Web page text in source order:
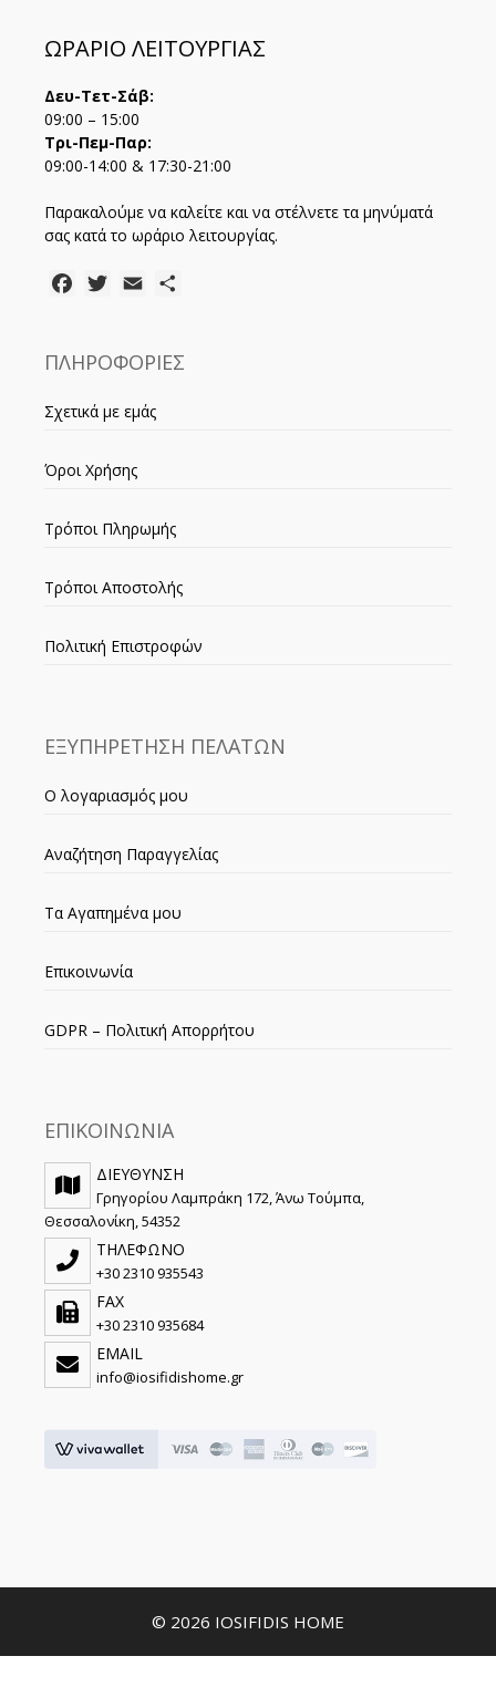
ΩΡΑΡΙΟ ΛΕΙΤΟΥΡΓΙΑΣ
Δευ-Τετ-Σάβ:
09:00 – 15:00
Τρι-Πεμ-Παρ:
09:00-14:00 & 17:30-21:00
Παρακαλούμε να καλείτε και να στέλνετε τα μηνύματά
σας κατά το ωράριο λειτουργίας.
FacebookTwitter
Email
ΠΛΗΡΟΦΟΡΙΕΣ
Σχετικά με εμάς
Όροι Χρήσης
Τρόποι Πληρωμής
Τρόποι Αποστολής
Πολιτική Επιστροφών
ΕΞΥΠΗΡΕΤΗΣΗ ΠΕΛΑΤΩΝ
Ο λογαριασμός μου
Αναζήτηση Παραγγελίας
Τα Αγαπημένα μου
Επικοινωνία
GDPR – Πολιτική Απορρήτου
ΕΠΙΚΟΙΝΩΝΙΑ
ΔΙΕΥΘΥΝΣΗ
Γρηγορίου Λαμπράκη 172, Άνω Τούμπα,
Θεσσαλονίκη, 54352
ΤΗΛΕΦΩΝΟ
+30 2310 935543
FAX
+30 2310 935684
EMAIL
info@iosifidishome.gr
© 2026 IOSIFIDIS HOME